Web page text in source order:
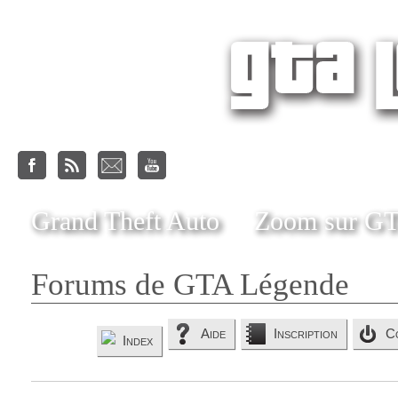
Grand Theft Auto Zoom sur
Forums de GTA Légende
Index Aide Inscription